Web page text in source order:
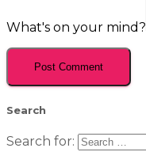
What's on your mind?
Search
Search for: